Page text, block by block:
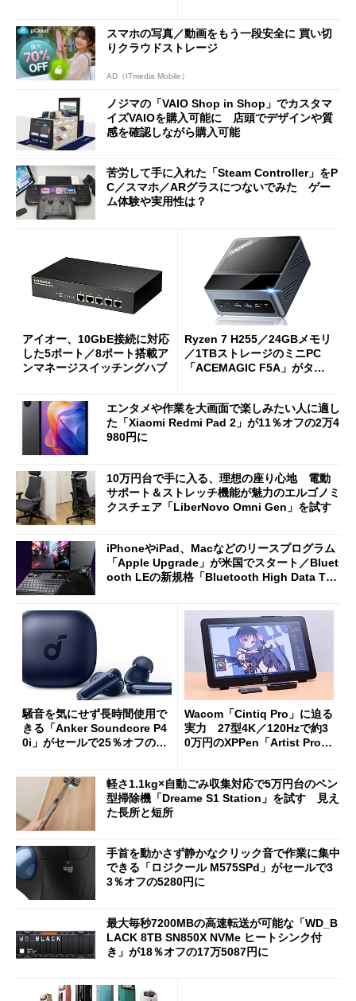
スマホの写真／動画をもう一段安全に 買い切
りクラウドストレージ
AD（ITmedia Mobile）
ノジマの「VAIO Shop in Shop」でカスタマ
イズVAIOを購入可能に 店頭でデザインや質
感を確認しながら購入可能
苦労して手に入れた「Steam Controller」をP
C／スマホ／ARグラスにつないでみた ゲー
ム体験や実用性は？
アイオー、10GbE接続に対応
した5ポート／8ポート搭載ア
ンマネージスイッチングハブ
Ryzen 7 H255／24GBメモリ
／1TBストレージのミニPC
「ACEMAGIC F5A」がタイ
エンタメや作業を大画面で楽しみたい人に適し
た「Xiaomi Redmi Pad 2」が11％オフの2万4
980円に
10万円台で手に入る、理想の座り心地 電動
サポート＆ストレッチ機能が魅力のエルゴノミ
クスチェア「LiberNovo Omni Gen」を試す
iPhoneやiPad、Macなどのリースプログラム
「Apple Upgrade」が米国でスタート／Bluet
ooth LEの新規格「Bluetooth High Data Thr
騒音を気にせず長時間使用で
きる「Anker Soundcore P4
0i」がセールで25％オフの59
Wacom「Cintiq Pro」に迫る
実力 27型4K／120Hzで約3
0万円のXPPen「Artist Pro 2
軽さ1.1kg×自動ごみ収集対応で5万円台のペン
型掃除機「Dreame S1 Station」を試す 見え
た長所と短所
手首を動かさず静かなクリック音で作業に集中
できる「ロジクール M575SPd」がセールで3
3％オフの5280円に
最大毎秒7200MBの高速転送が可能な「WD_B
LACK 8TB SN850X NVMe ヒートシンク付
き」が18％オフの17万5087円に